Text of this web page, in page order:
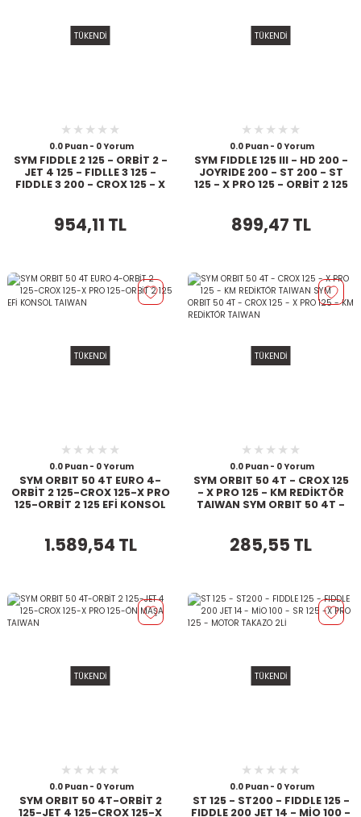
TÜKENDİ
0.0 Puan - 0 Yorum
SYM FIDDLE 2 125 - ORBİT 2 -
JET 4 125 - FIDLLE 3 125 -
FIDDLE 3 200 - CROX 125 - X
954,11 TL
TÜKENDİ
0.0 Puan - 0 Yorum
SYM FIDDLE 125 III - HD 200 -
JOYRIDE 200 - ST 200 - ST
125 - X PRO 125 - ORBİT 2 125
899,47 TL
TÜKENDİ
0.0 Puan - 0 Yorum
SYM ORBIT 50 4T EURO 4-
ORBİT 2 125-CROX 125-X PRO
125-ORBİT 2 125 EFİ KONSOL
1.589,54 TL
TÜKENDİ
0.0 Puan - 0 Yorum
SYM ORBIT 50 4T - CROX 125
- X PRO 125 - KM REDİKTÖR
TAIWAN SYM ORBIT 50 4T -
285,55 TL
TÜKENDİ
0.0 Puan - 0 Yorum
SYM ORBIT 50 4T-ORBİT 2
125-JET 4 125-CROX 125-X
TÜKENDİ
0.0 Puan - 0 Yorum
ST 125 - ST200 - FIDDLE 125 -
FIDDLE 200 JET 14 - MİO 100 -